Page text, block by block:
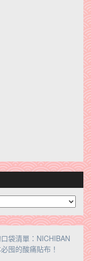
袋清單：NICHIBAN
囤的酸痛貼布！